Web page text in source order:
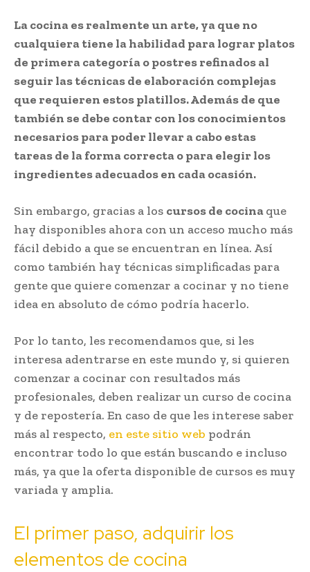
La cocina es realmente un arte, ya que no
cualquiera tiene la habilidad para lograr platos
de primera categoría o postres refinados al
seguir las técnicas de elaboración complejas
que requieren estos platillos. Además de que
también se debe contar con los conocimientos
necesarios para poder llevar a cabo estas
tareas de la forma correcta o para elegir los
ingredientes adecuados en cada ocasión.
Sin embargo, gracias a los cursos de cocinaque
hay disponibles ahora con un acceso mucho más
fácil debido a que se encuentran en línea. Así
como también hay técnicas simplificadas para
gente que quiere comenzar a cocinar y no tiene
idea en absoluto de cómo podría hacerlo.
Por lo tanto, les recomendamos que, si les
interesa adentrarse en este mundo y, si quieren
comenzar a cocinar con resultados más
profesionales, deben realizar un curso de cocina
y de repostería. En caso de que les interese saber
más al respecto, en este sitio web podrán
encontrar todo lo que están buscando e incluso
más, ya que la oferta disponible de cursos es muy
variada y amplia.
El primer paso, adquirir los
elementos de cocina